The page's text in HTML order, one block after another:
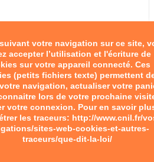
votre navigation sur ce site,
accepter l’utilisation et l'écriture de
sur votre appareil connecté. Ces
(petits fichiers texte) permettent
navigation, actualiser votre
lors de votre prochaine
votre connexion. Pour en savoir
les traceurs: http://www.cnil.fr/
sites-web-cookies-et-autres-
traceurs/que-dit-la-loi/